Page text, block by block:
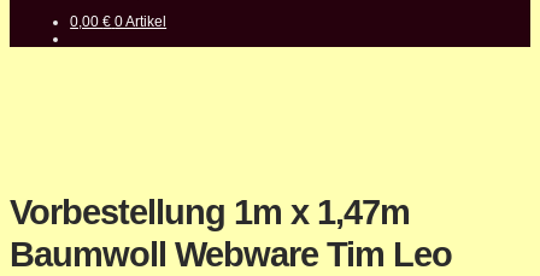
0,00€ 0 Artikel
Vorbestellung 1m x 1,47m
Baumwoll Webware Tim Leo